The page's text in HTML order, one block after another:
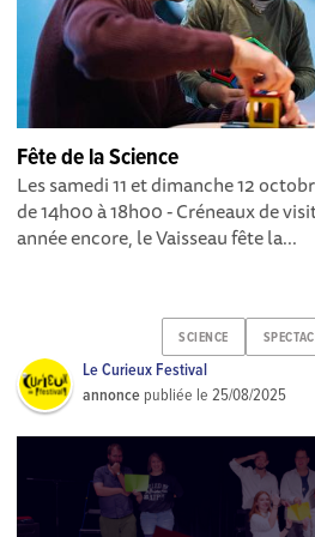
Fête de la Science
Les samedi 11 et dimanche 12
de 14h00 à 18h00 - Créneaux de
année encore, le Vaisseau fête la...
SCIENCE
Le Curieux Festival
annonce publiée le25/08/2025